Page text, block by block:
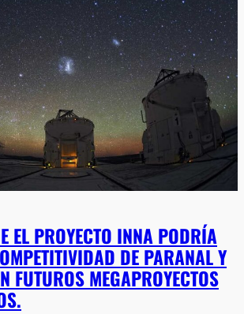
EL PROYECTO INNA PODRÍA
DE PARANAL Y
FUTUROS MEGAPROYECTOS